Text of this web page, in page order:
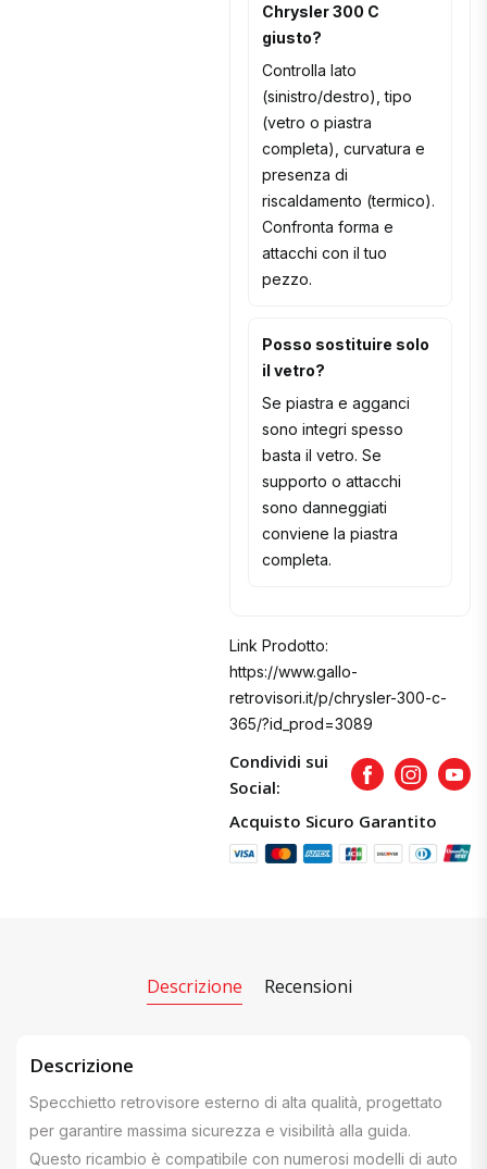
Chrysler 300 C
giusto?
Controlla lato
(sinistro/destro), tipo
(vetro o piastra
completa), curvatura e
presenza di
riscaldamento (termico).
Confronta forma e
attacchi con il tuo
pezzo.
Posso sostituire solo
il vetro?
Se piastra e agganci
sono integri spesso
basta il vetro. Se
supporto o attacchi
sono danneggiati
conviene la piastra
completa.
Link Prodotto:
https://www.gallo-
retrovisori.it/p/chrysler-300-c-
365/?id_prod=3089
Condividi sui
Social:
FacebookInstagram
Acquisto Sicuro Garantito
Descrizione Recensioni
Descrizione
Specchietto retrovisore esterno di alta qualità, progettato
per garantire massima sicurezza e visibilità alla guida.
Questo ricambio è compatibile con numerosi modelli di auto